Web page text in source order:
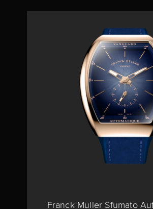
Franck Muller Sfumato